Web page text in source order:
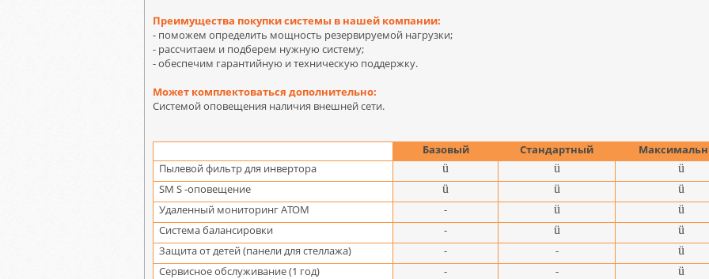
Преимущества покупки системы в нашей компании:
- поможем определить мощность резервируемой нагрузки;
- рассчитаем и подберем нужную систему;
- обеспечим гарантийную и техническую поддержку.
Может комплектоваться дополнительно:
Системой оповещения наличия внешней сети.
Базовый Стандартный
Пылевой фильтр для инвертора
ü ü ü
SM S -оповещение ü ü ü
Удаленный мониторинг АТОМ - ü ü
Система балансировки - ü ü
Защита от детей (панели для стеллажа) - - ü
Сервисное обслуживание (1 год) - - ü